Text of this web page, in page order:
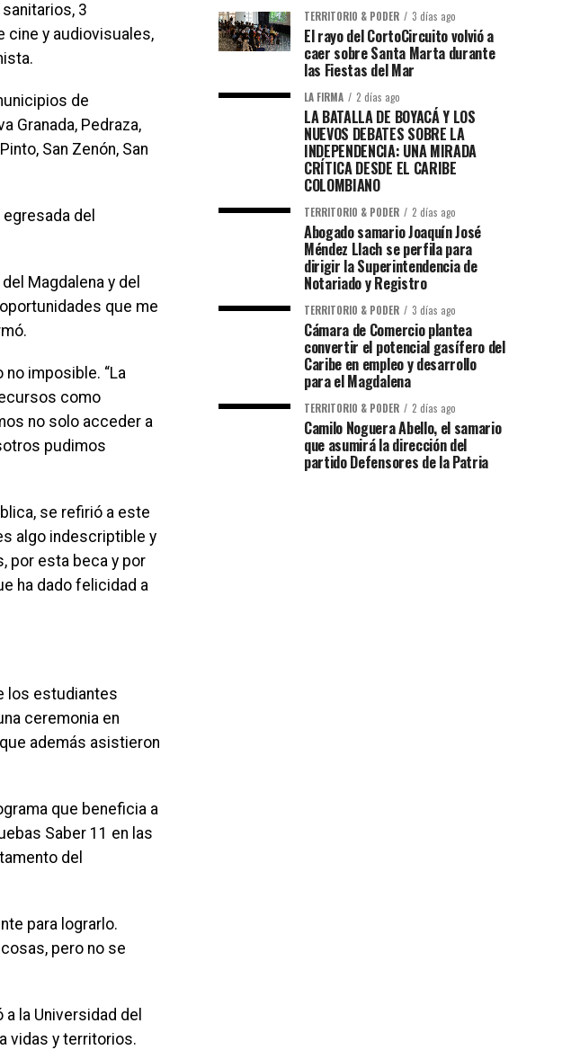
3
cine y audiovisuales,
de
Granada, Pedraza,
San Zenón, San
del
Magdalena y del
que me
imposible. “La
como
no solo acceder a
pudimos
se refirió a este
algo indescriptible y
por esta beca y por
ha dado felicidad a
los estudiantes
ceremonia en
además asistieron
que beneficia a
Saber 11 en las
del
para lograrlo.
pero no se
la Universidad del
vidas y territorios.
TERRITORIO & PODER 3 días ago
El rayo del CortoCircuito volvió a
caer sobre Santa Marta durante
las Fiestas del Mar
LA FIRMA 2 días ago
LA BATALLA DE BOYACÁ Y LOS
NUEVOS DEBATES SOBRE LA
INDEPENDENCIA: UNA MIRADA
CRÍTICA DESDE EL CARIBE
COLOMBIANO
TERRITORIO & PODER 2 días ago
Abogado samario Joaquín José
Méndez Llach se perfila para
dirigir la Superintendencia de
Notariado y Registro
TERRITORIO & PODER 3 días ago
Cámara de Comercio plantea
convertir el potencial gasífero del
Caribe en empleo y desarrollo
para el Magdalena
TERRITORIO & PODER 2 días ago
Camilo Noguera Abello, el samario
que asumirá la dirección del
partido Defensores de la Patria